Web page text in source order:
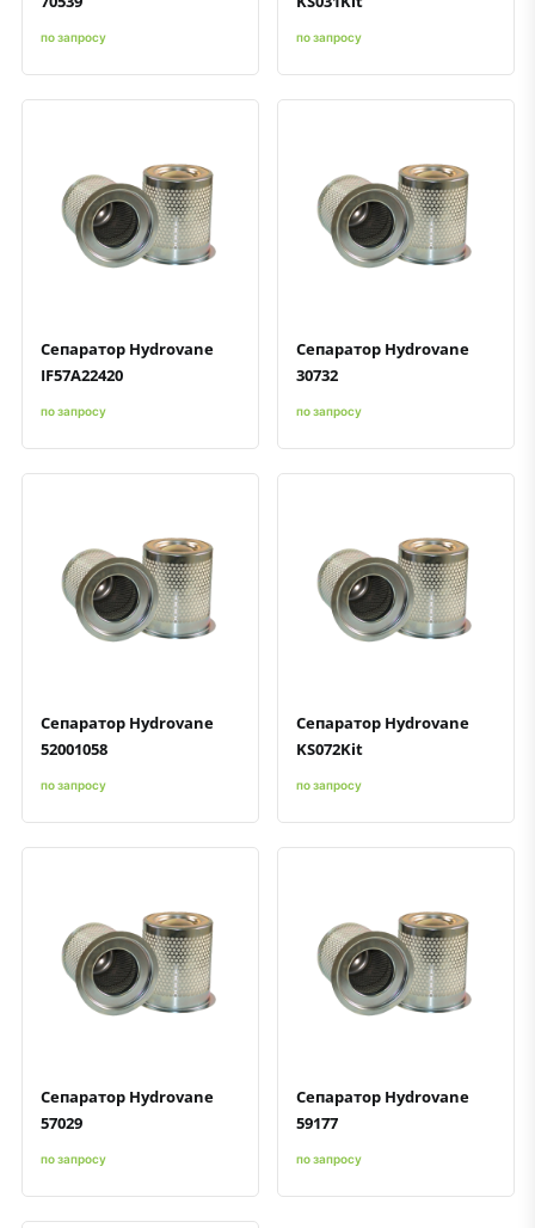
по запросу по запросу
Быстрый просмотрДобавить к сравнению
Добавить в избранное
Сепаратор Hydrovane
IF57A22420
по запросу
Быстрый просмотрДобавить к сравнению
Добавить в избранное
Сепаратор Hydrovane
30732
по запросу
Быстрый просмотрДобавить к сравнению
Добавить в избранное
Сепаратор Hydrovane
52001058
по запросу
Быстрый просмотрДобавить к сравнению
Добавить в избранное
Сепаратор Hydrovane
KS072Kit
по запросу
Быстрый просмотрДобавить к сравнению
Добавить в избранное
Сепаратор Hydrovane
57029
по запросу
Быстрый просмотрДобавить к сравнению
Добавить в избранное
Сепаратор Hydrovane
59177
по запросу